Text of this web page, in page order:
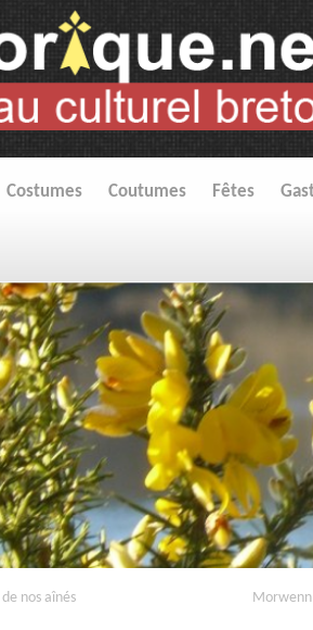
Costumes Coutumes Fêtes
nos aînés